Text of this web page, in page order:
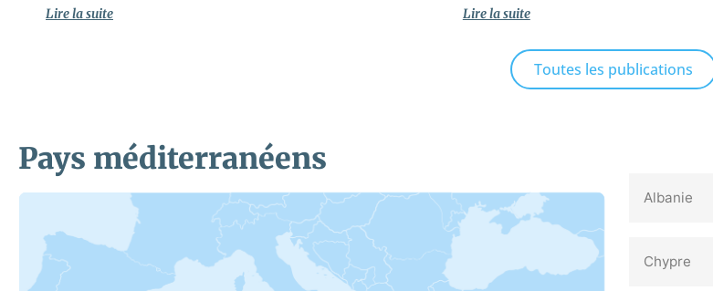
Lire la suite Lire la suite
Toutes les publications
Pays méditerranéens
Albanie
Chypre‎